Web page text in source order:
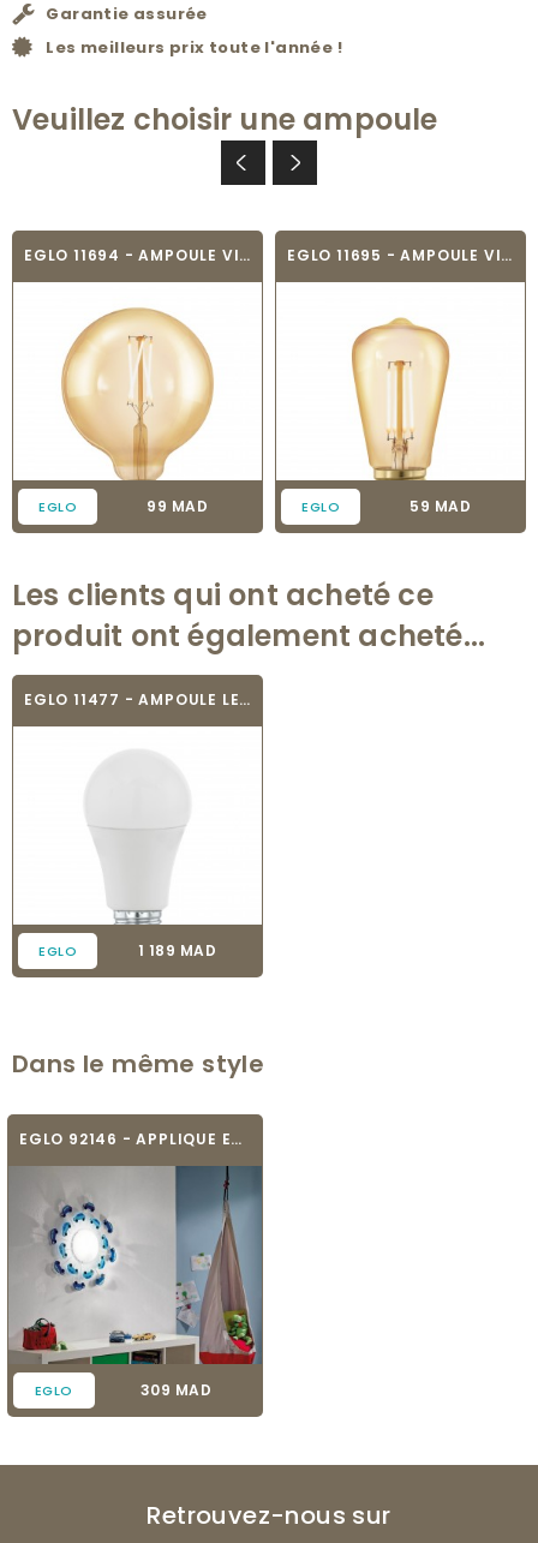
Garantie assurée
Les meilleurs prix toute l'année !
Veuillez choisir une ampoule
EGLO 11694 - AMPOULE VINTAGE LED - LED_E27
EGLO Prix
99 MAD
EGLO 11695 - AMPOULE VINTAGE LED - LED_E27
EGLO Prix
59 MAD
Les clients qui ont acheté ce
produit ont également acheté...
EGLO 11477 - AMPOULE LED - LED_E27
EGLO Prix
1 189 MAD
Dans le même style
EGLO 92146 - APPLIQUE ET PLAFONNIER ENFANT...
EGLO Prix
309 MAD
Retrouvez-nous sur